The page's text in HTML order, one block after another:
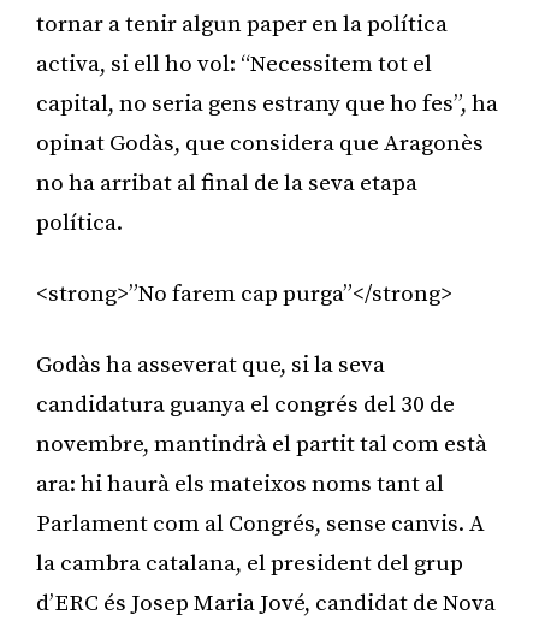
tornar a tenir algun paper en la política
activa, si ell ho vol: “Necessitem tot el
capital, no seria gens estrany que ho fes”, ha
opinat Godàs, que considera que Aragonès
no ha arribat al final de la seva etapa
política.
<strong>”No farem cap purga”</strong>
Godàs ha asseverat que, si la seva
candidatura guanya el congrés del 30 de
novembre, mantindrà el partit tal com està
ara: hi haurà els mateixos noms tant al
Parlament com al Congrés, sense canvis. A
la cambra catalana, el president del grup
d’ERC és Josep Maria Jové, candidat de Nova